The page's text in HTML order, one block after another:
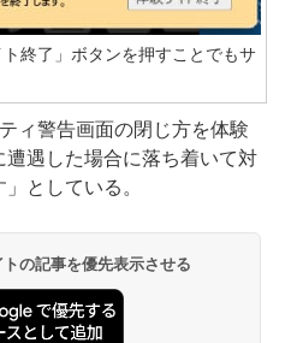
終了」ボタンを押すことでもサ
ィ警告画面の閉じ方を体験
遇した場合に落ち着いて対
としている。
の記事を優先表示させる